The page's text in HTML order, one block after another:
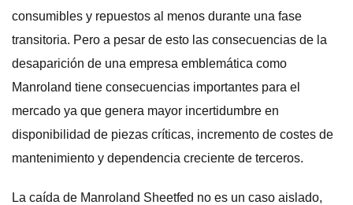
consumibles y repuestos al menos durante una fase
transitoria. Pero a pesar de esto las consecuencias de la
desaparición de una empresa emblemática como
Manroland tiene consecuencias importantes para el
mercado ya que genera mayor incertidumbre en
disponibilidad de piezas críticas, incremento de costes de
mantenimiento y dependencia creciente de terceros.
La caída de Manroland Sheetfed no es un caso aislado,